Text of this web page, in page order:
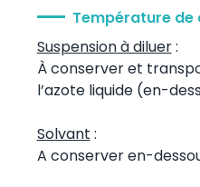
Température
Suspension à diluer:
À conserver et
l’azote liquide (en-
Solvant :
A conserver en-